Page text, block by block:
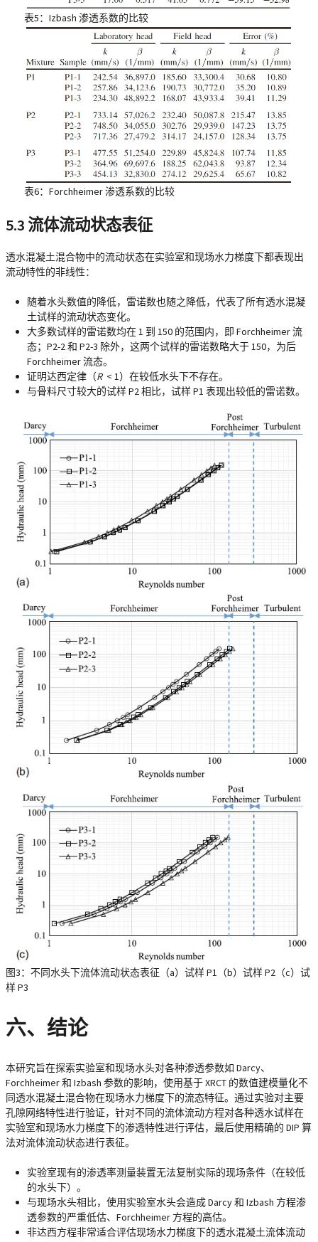
表5：Izbash 渗透系数的比较
表6：Forchheimer 渗透系数的比较
5.3 流体流动状态表征
透水混凝土混合物中的流动状态在实验室和现场水力梯度下都表现出
流动特性的非线性：
随着水头数值的降低，雷诺数也随之降低，代表了所有透水混凝
土试样的流动状态变化。
大多数试样的雷诺数均在 1 到 150 的范围内，即 Forchheimer 流
态；P2-2 和 P2-3 除外，这两个试样的雷诺数略大于 150，为后
Forchheimer 流态。
证明达西定律（R
e
< 1）在较低水头下不存在。
与骨料尺寸较大的试样 P2 相比，试样 P1 表现出较低的雷诺数。
图3：不同水头下流体流动状态表征（a）试样 P1（b）试样 P2（c）试
样 P3
六、结论
本研究旨在探索实验室和现场水头对各种渗透参数如 Darcy、
Forchheimer 和 Izbash 参数的影响，使用基于 XRCT 的数值建模量化不
同透水混凝土混合物在现场水力梯度下的流态特征。通过实验对主要
孔隙网络特性进行验证，针对不同的流体流动方程对各种透水试样在
实验室和现场水力梯度下的渗透特性进行评估，最后使用精确的 DIP 算
法对流体流动状态进行表征。
实验室现有的渗透率测量装置无法复制实际的现场条件（在较低
的水头下）。
与现场水头相比，使用实验室水头会造成 Darcy 和 Izbash 方程渗
透参数的严重低估、Forchheimer 方程的高估。
非达西方程非常适合评估现场水力梯度下的透水混凝土流体流动